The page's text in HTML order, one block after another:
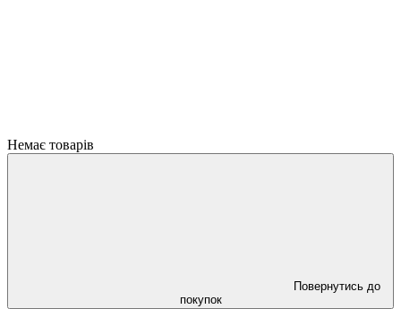
Немає товарів
Повернутись до
покупок